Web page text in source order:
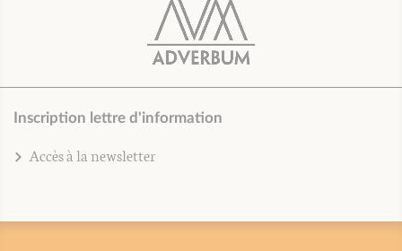
Inscription lettre d'information
Accès à la newsletter